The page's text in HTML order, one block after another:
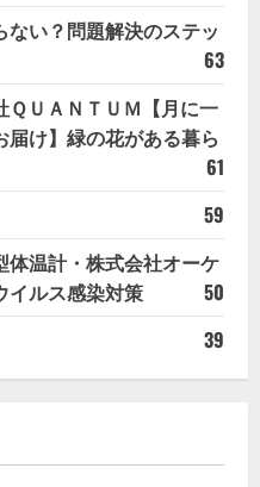
い？問題解決のステッ
63
ＱＵＡＮＴＵＭ【月に一
け】緑の花がある暮ら
61
59
体温計・株式会社オーケ
イルス感染対策
50
39